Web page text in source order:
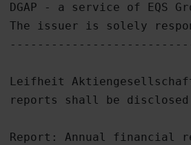
DGAP - a service of EQS
The issuer is solely
Leifheit
reports shall be
Report: Annual financial